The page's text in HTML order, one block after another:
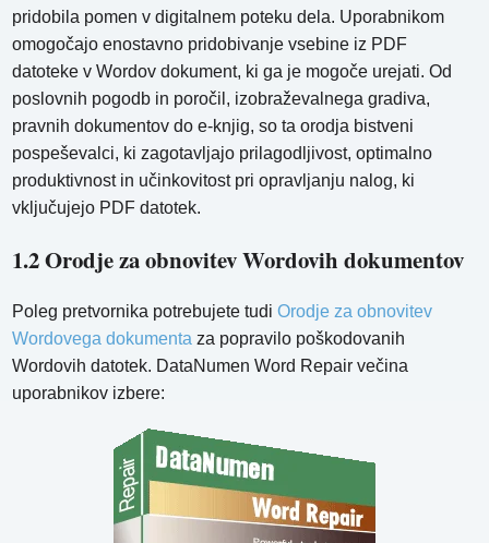
pridobila pomen v digitalnem poteku dela. Uporabnikom
omogočajo enostavno pridobivanje vsebine iz PDF
datoteke v Wordov dokument, ki ga je mogoče urejati. Od
poslovnih pogodb in poročil, izobraževalnega gradiva,
pravnih dokumentov do e-knjig, so ta orodja bistveni
pospeševalci, ki zagotavljajo prilagodljivost, optimalno
produktivnost in učinkovitost pri opravljanju nalog, ki
vključujejo PDF datotek.
1.2 Orodje za obnovitev Wordovih dokumentov
Poleg pretvornika potrebujete tudiOrodje za obnovitev
Wordovega dokumenta za popravilo poškodovanih
Wordovih datotek. DataNumen Word Repair večina
uporabnikov izbere: